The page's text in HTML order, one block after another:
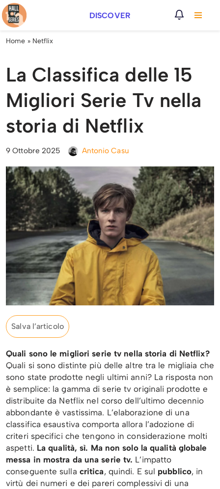
Vai
al
DISCOVER
Home » Netflix
La Classifica delle 15
Migliori Serie Tv nella
storia di Netflix
9 Ottobre 2025 Antonio Casu
Salva l’articolo
Quali sono le migliori serie tv nella storia di Netflix?
Quali si sono distinte più delle altre tra le migliaia che
sono state prodotte negli ultimi anni? La risposta non
è semplice: la gamma di serie tv originali prodotte e
distribuite da Netflix nel corso dell’ultimo decennio
abbondante è vastissima. L’elaborazione di una
classifica esaustiva comporta allora l’adozione di
criteri specifici che tengono in considerazione molti
aspetti. La qualità, sì. Ma non solo la qualità globale
messa in mostra da una serie tv. L’impatto
conseguente sulla critica, quindi. E sul pubblico, in
virtù dei numeri e dei pareri complessivi di una